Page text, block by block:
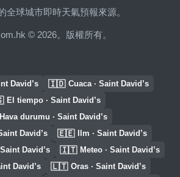
全球城市即時天氣預報來源。
© 2026。版權所有。
David’s 🇮🇩 Cuaca · Saint David’s
El tiempo · Saint David’s
Hava durumu · Saint David’s
David’s 🇪🇪 Ilm · Saint David’s
David’s 🇮🇹 Meteo · Saint David’s
David’s 🇱🇹 Oras · Saint David’s